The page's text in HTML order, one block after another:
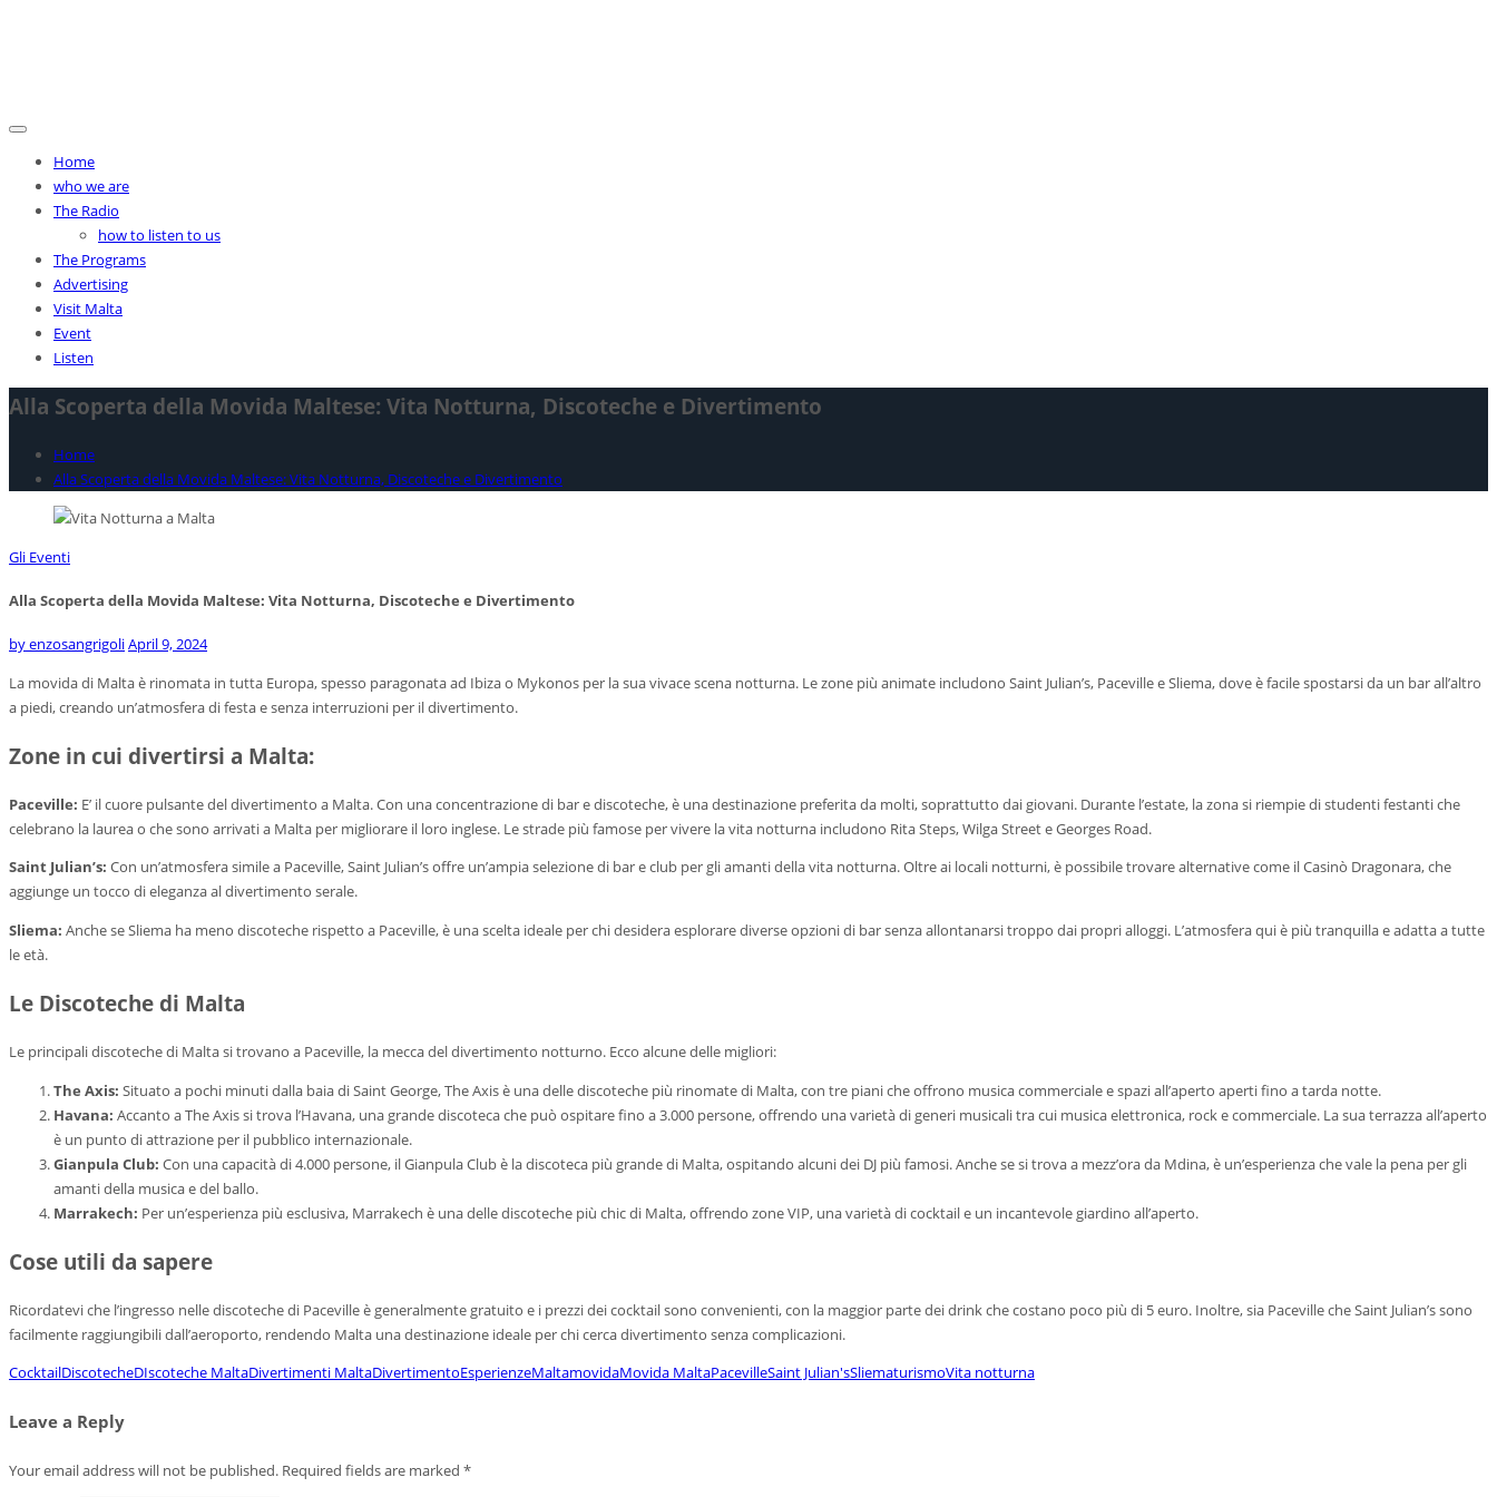
Home
who we are
The Radio
how to listen to us
The Programs
Advertising
Visit Malta
Event
Listen
Alla Scoperta della Movida Maltese: Vita Notturna, Discoteche e Divertimento
Home
Alla Scoperta della Movida Maltese: Vita Notturna, Discoteche e Divertimento
Gli Eventi
Alla Scoperta della Movida Maltese: Vita Notturna, Discoteche e Divertimento
byenzosangrigoliApril 9, 2024
La movida di Malta è rinomata in tutta Europa, spesso paragonata ad Ibiza o Mykonos per la sua vivace scena notturna. Le zone più animate includono Saint Julian’s, Paceville e Sliema, dove è facile spostarsi da un bar all’altro
a piedi, creando un’atmosfera di festa e senza interruzioni per il divertimento.
Zone in cui divertirsi a Malta:
Paceville: E’ il cuore pulsante del divertimento a Malta. Con una concentrazione di bar e discoteche, è una destinazione preferita da molti, soprattutto dai giovani. Durante l’estate, la zona si riempie di studenti festanti che
celebrano la laurea o che sono arrivati a Malta per migliorare il loro inglese. Le strade più famose per vivere la vita notturna includono Rita Steps, Wilga Street e Georges Road.
Saint Julian’s: Con un’atmosfera simile a Paceville, Saint Julian’s offre un’ampia selezione di bar e club per gli amanti della vita notturna. Oltre ai locali notturni, è possibile trovare alternative come il Casinò Dragonara, che
aggiunge un tocco di eleganza al divertimento serale.
Sliema: Anche se Sliema ha meno discoteche rispetto a Paceville, è una scelta ideale per chi desidera esplorare diverse opzioni di bar senza allontanarsi troppo dai propri alloggi. L’atmosfera qui è più tranquilla e adatta a tutte
le età.
Le Discoteche di Malta
Le principali discoteche di Malta si trovano a Paceville, la mecca del divertimento notturno. Ecco alcune delle migliori:
The Axis: Situato a pochi minuti dalla baia di Saint George, The Axis è una delle discoteche più rinomate di Malta, con tre piani che offrono musica commerciale e spazi all’aperto aperti fino a tarda notte.
Havana: Accanto a The Axis si trova l’Havana, una grande discoteca che può ospitare fino a 3.000 persone, offrendo una varietà di generi musicali tra cui musica elettronica, rock e commerciale. La sua terrazza all’aperto
è un punto di attrazione per il pubblico internazionale.
Gianpula Club: Con una capacità di 4.000 persone, il Gianpula Club è la discoteca più grande di Malta, ospitando alcuni dei DJ più famosi. Anche se si trova a mezz’ora da Mdina, è un’esperienza che vale la pena per gli
amanti della musica e del ballo.
Marrakech: Per un’esperienza più esclusiva, Marrakech è una delle discoteche più chic di Malta, offrendo zone VIP, una varietà di cocktail e un incantevole giardino all’aperto.
Cose utili da sapere
Ricordatevi che l’ingresso nelle discoteche di Paceville è generalmente gratuito e i prezzi dei cocktail sono convenienti, con la maggior parte dei drink che costano poco più di 5 euro. Inoltre, sia Paceville che Saint Julian’s sono
facilmente raggiungibili dall’aeroporto, rendendo Malta una destinazione ideale per chi cerca divertimento senza complicazioni.
CocktailDiscotecheDIscoteche MaltaDivertimenti MaltaDivertimentoEsperienzeMaltamovidaMovida MaltaPacevilleSaint Julian'sSliematurismoVita notturna
Leave a Reply
Your email address will not be published. Required fields are marked *